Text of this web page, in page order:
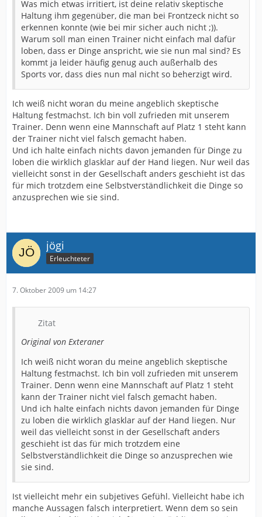
Was mich etwas irritiert, ist deine relativ skeptische
Haltung ihm gegenüber, die man bei Frontzeck nicht so
erkennen konnte (wie bei mir sicher auch nicht ;)).
Warum soll man einen Trainer nicht einfach mal dafür
loben, dass er Dinge anspricht, wie sie nun mal sind? Es
kommt ja leider häufig genug auch außerhalb des
Sports vor, dass dies nun mal nicht so beherzigt wird.
Ich weiß nicht woran du meine angeblich skeptische
Haltung festmachst. Ich bin voll zufrieden mit unserem
Trainer. Denn wenn eine Mannschaft auf Platz 1 steht kann
der Trainer nicht viel falsch gemacht haben.
Und ich halte einfach nichts davon jemanden für Dinge zu
loben die wirklich glasklar auf der Hand liegen. Nur weil das
vielleicht sonst in der Gesellschaft anders geschieht ist das
für mich trotzdem eine Selbstverständlichkeit die Dinge so
anzusprechen wie sie sind.
jögi
Erleuchteter
7. Oktober 2009 um 14:27
Zitat
Original von Exteraner
Ich weiß nicht woran du meine angeblich skeptische
Haltung festmachst. Ich bin voll zufrieden mit unserem
Trainer. Denn wenn eine Mannschaft auf Platz 1 steht
kann der Trainer nicht viel falsch gemacht haben.
Und ich halte einfach nichts davon jemanden für Dinge
zu loben die wirklich glasklar auf der Hand liegen. Nur
weil das vielleicht sonst in der Gesellschaft anders
geschieht ist das für mich trotzdem eine
Selbstverständlichkeit die Dinge so anzusprechen wie
sie sind.
Ist vielleicht mehr ein subjetives Gefühl. Vielleicht habe ich
manche Aussagen falsch interpretiert. Wenn dem so sein